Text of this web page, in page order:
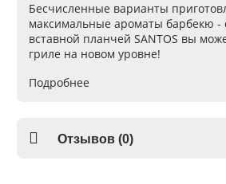
Бесчисленные варианты
максимальные ароматы барбекю -
вставной планчей SANTOS вы
гриле на новом уровне!
Бургеры, жареный картофель,
нарезанное мясо, а также
филе или целую рыбу. Благодаря
Подробнее
Отзывов (0)